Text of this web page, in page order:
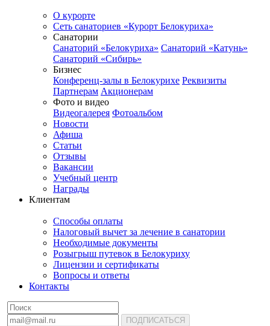
О курорте
Сеть санаториев «Курорт Белокуриха»
Санатории
Санаторий «Белокуриха» Санаторий «Катунь»
Санаторий «Сибирь»
Бизнес
Конференц-залы в Белокурихе Реквизиты
Партнерам Акционерам
Фото и видео
Видеогалерея Фотоальбом
Новости
Афиша
Статьи
Отзывы
Вакансии
Учебный центр
Награды
Клиентам
Способы оплаты
Налоговый вычет за лечение в санатории
Необходимые документы
Розыгрыш путевок в Белокуриху
Лицензии и сертификаты
Вопросы и ответы
Контакты
ПОДПИСАТЬСЯ